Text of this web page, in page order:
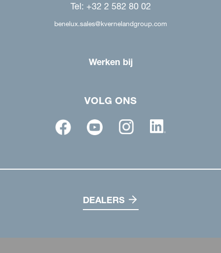
Tel: +32 2 582 80 02
benelux.sales@kvernelandgroup.com
Werken bij
VOLG ONS
DEALERS